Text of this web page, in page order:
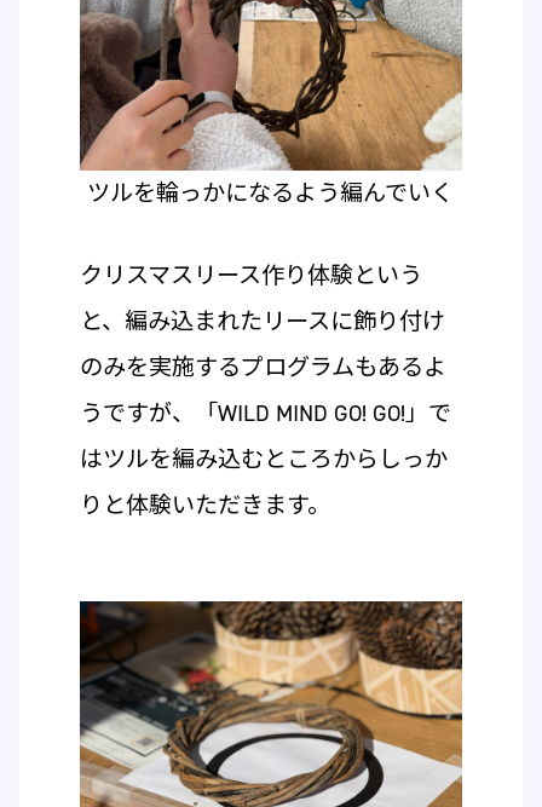
ツルを輪っかになるよう編んでいく
クリスマスリース作り体験という
と、編み込まれたリースに飾り付け
のみを実施するプログラムもあるよ
うですが、「WILD MIND GO! GO!」で
はツルを編み込むところからしっか
りと体験いただきます。